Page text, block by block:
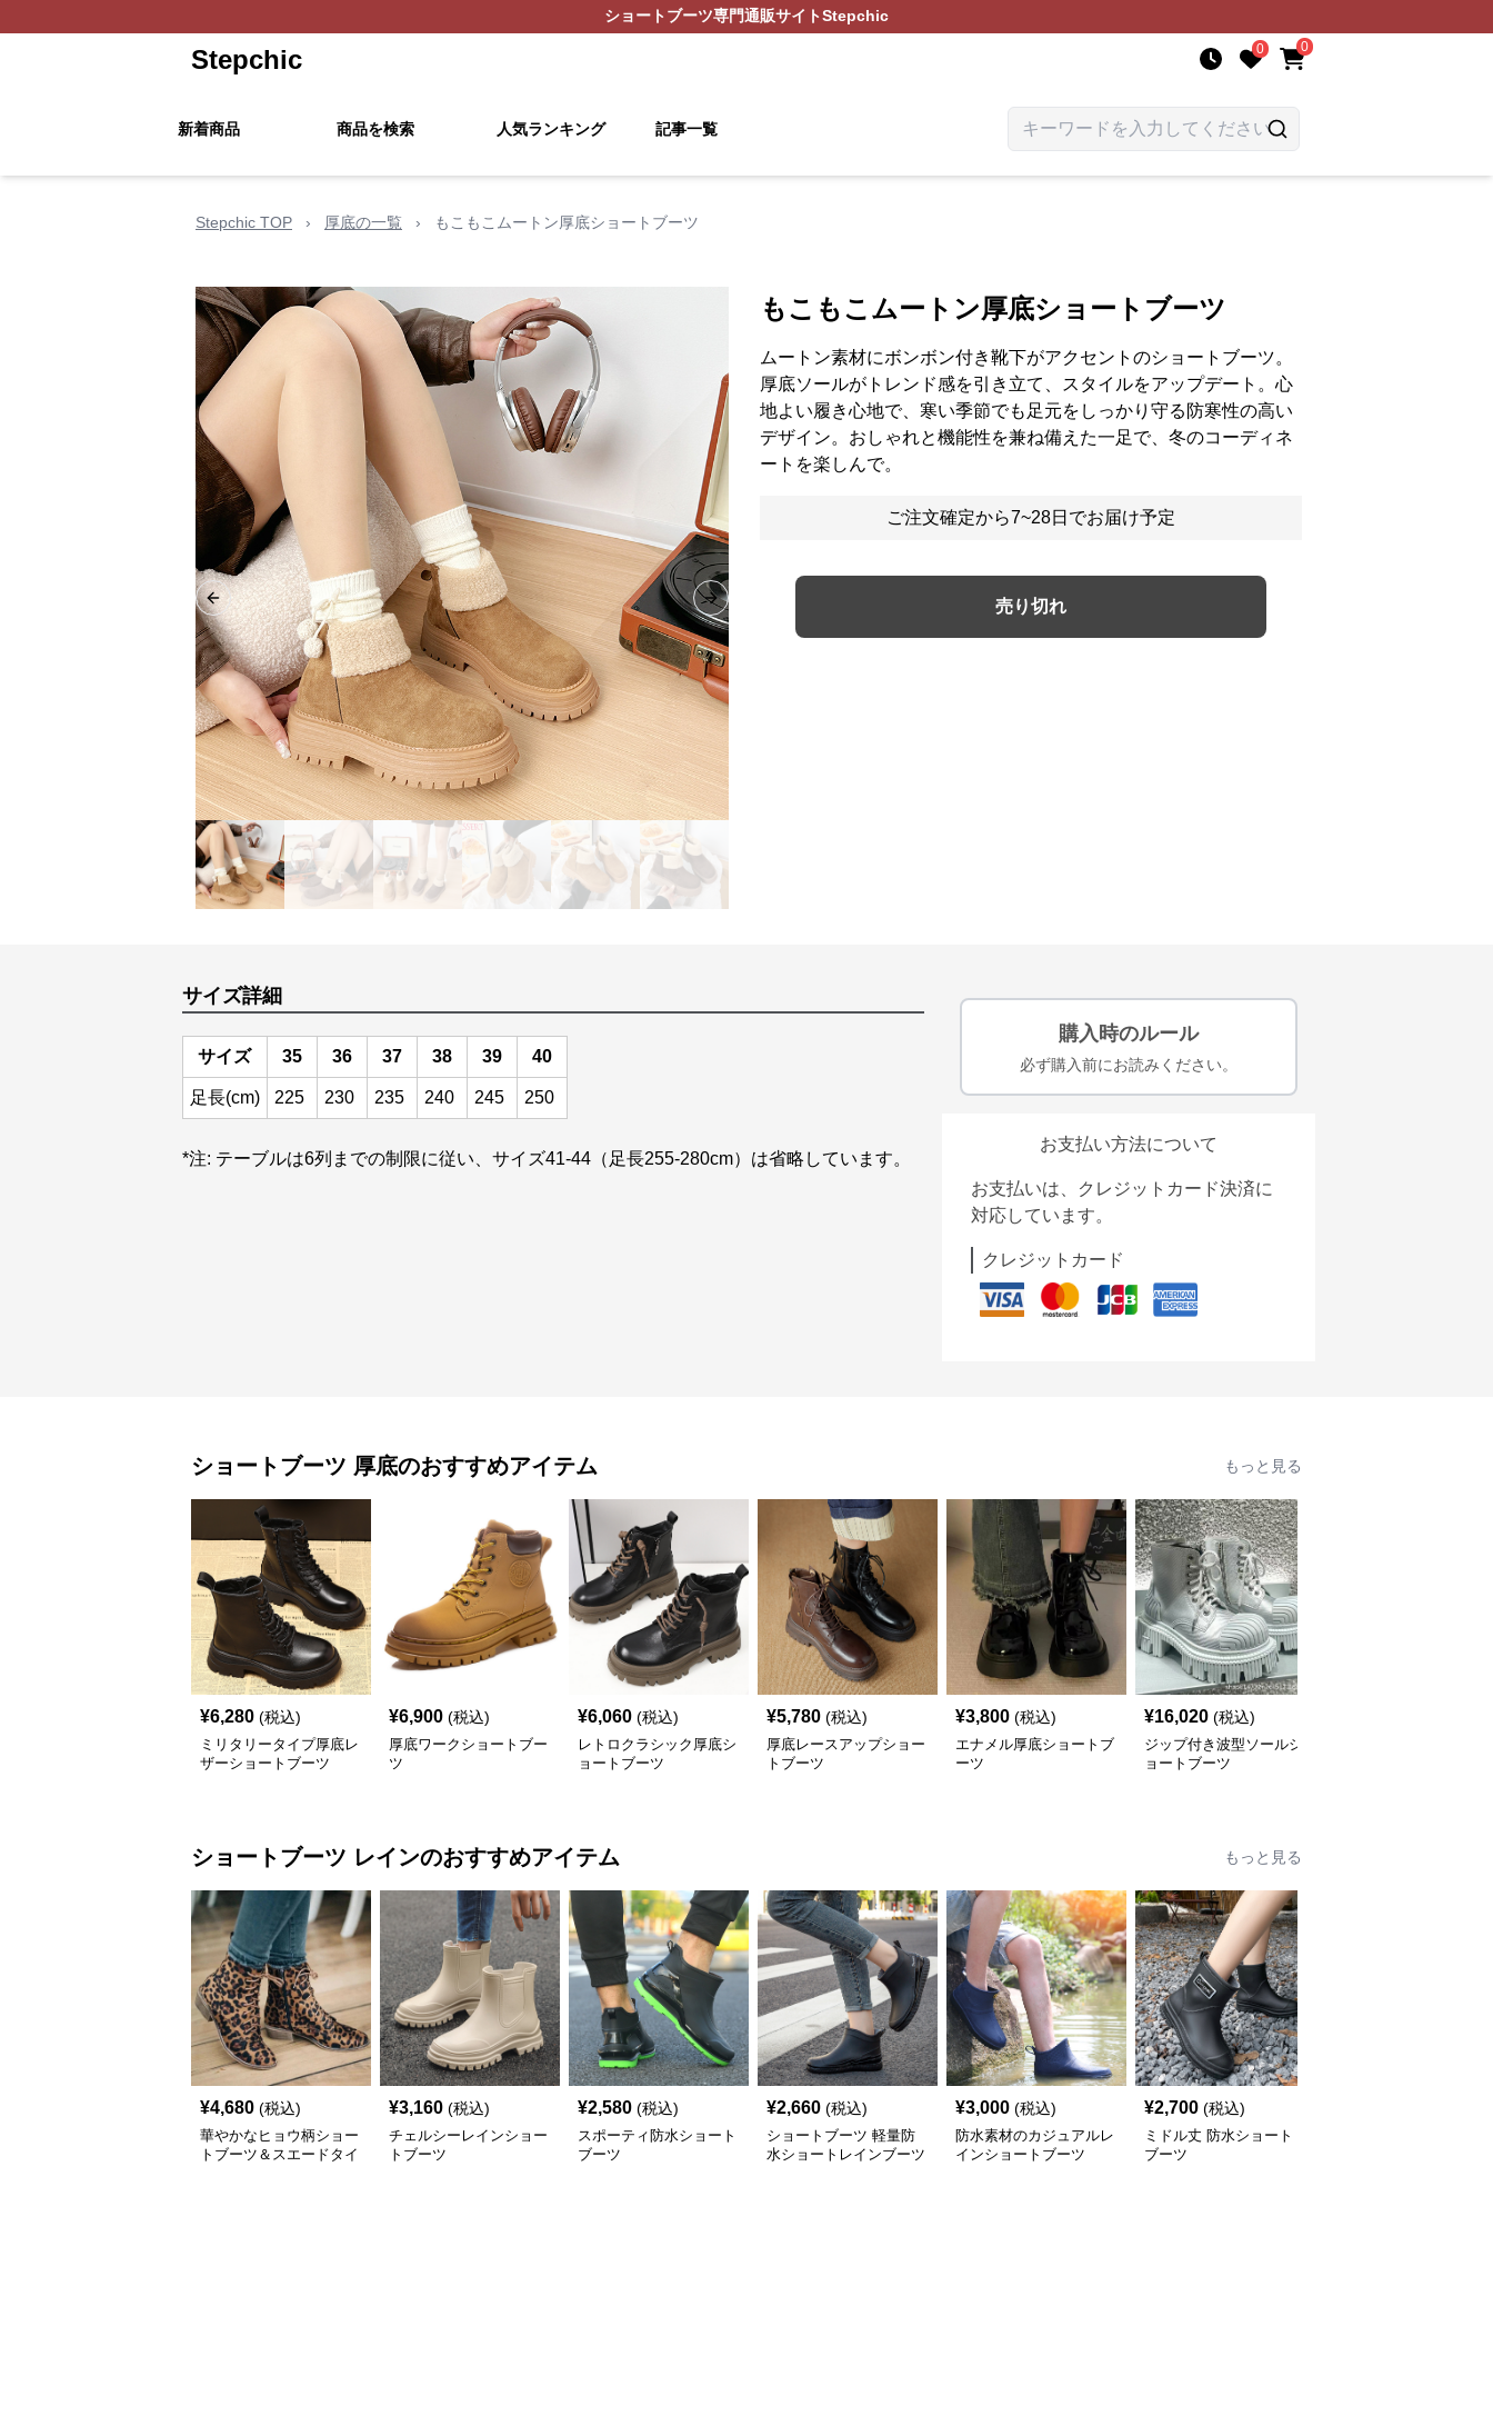
ショートブーツ専門通販サイトStepchic
Stepchic 0 0
新着商品 商品を検索 人気ランキング 記事一覧
Stepchic TOP › 厚底の一覧 › もこもこムートン厚底ショートブーツ
Previous slide Next slide
もこもこムートン厚底ショートブーツ
ムートン素材にボンボン付き靴下がアクセントのショートブーツ。
厚底ソールがトレンド感を引き立て、スタイルをアップデート。心
地よい履き心地で、寒い季節でも足元をしっかり守る防寒性の高い
デザイン。おしゃれと機能性を兼ね備えた一足で、冬のコーディネ
ートを楽しんで。
ご注文確定から7~28日でお届け予定
売り切れ
サイズ詳細
サイズ 35 36 37 38 39 40
足長(cm) 225 230 235 240 245 250
*注: テーブルは6列までの制限に従い、サイズ41-44（足長255-280cm）は省略しています。
購入時のルール
必ず購入前にお読みください。
お支払い方法について
お支払いは、クレジットカード決済に
対応しています。
クレジットカード
ショートブーツ 厚底のおすすめアイテム もっと見る
¥6,280 (税込)
ミリタリータイプ厚底レ
ザーショートブーツ
¥6,900 (税込)
厚底ワークショートブー
ツ
¥6,060 (税込)
レトロクラシック厚底シ
ョートブーツ
¥5,780 (税込)
厚底レースアップショー
トブーツ
¥3,800 (税込)
エナメル厚底ショートブ
ーツ
¥16,020 (税込)
ジップ付き波型ソールシ
ョートブーツ
ショートブーツ レインのおすすめアイテム もっと見る
¥4,680 (税込)
華やかなヒョウ柄ショー
トブーツ＆スエードタイ
¥3,160 (税込)
チェルシーレインショー
トブーツ
¥2,580 (税込)
スポーティ防水ショート
ブーツ
¥2,660 (税込)
ショートブーツ 軽量防
水ショートレインブーツ
¥3,000 (税込)
防水素材のカジュアルレ
インショートブーツ
¥2,700 (税込)
ミドル丈 防水ショート
ブーツ